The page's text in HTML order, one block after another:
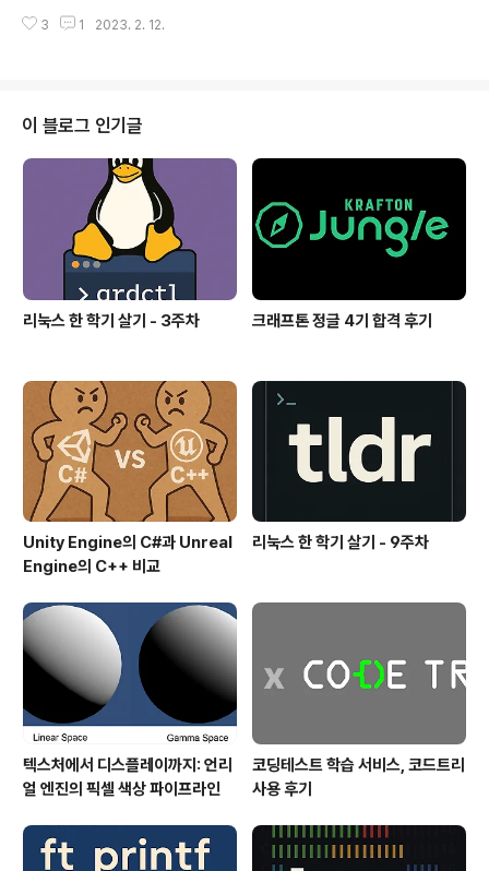
유는 약 1주 정도 지난 현재, 대구와 수원, 그리고 서울을 오
넣어보니 대학 입시 광고 같아 보이지 않나라는 생각이 잠
자의 꿈을 가지고 열심히 살아가는 분들이라는 생각이 들
었다. 글또 OT 전, 슬랙의 자기소개 채널에 올라온 글을 전
부 하나씩 다 읽어봤었다. 각자 현재 위치해 있는 곳과, 품
고 있는 꿈을 개인의 언어로 잘 표현해주셔서 어떤 글들이
6개월 동안 많이 나올지 기대가 되었다. 동시에, 나는 다른
분들에게 어떤 모..
3 1 2023. 2. 12.
이 블로그 인기글
리눅스 한 학기 살기 - 3주차 크래프톤 정글 4기 합격 후기
Unity Engine의 C#과 Unreal
Engine의 C++ 비교
리눅스 한 학기 살기 - 9주차
텍스처에서 디스플레이까지: 언리
얼 엔진의 픽셀 색상 파이프라인
코딩테스트 학습 서비스, 코드트리
사용 후기